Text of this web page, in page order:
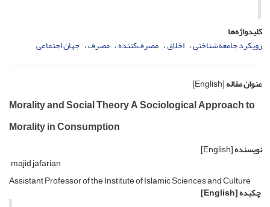
کلیدواژه‌ها
رویکرد جامعه‌شناختی اخلاق مصرف‌کننده مصرف جهان اجتماعی
عنوان مقاله[English]
Morality and Social Theory A Sociological Approach to
Morality in Consumption
نویسنده[English]
majid jafarian
Assistant Professor of the Institute of Islamic Sciences and Culture
چکیده[English]